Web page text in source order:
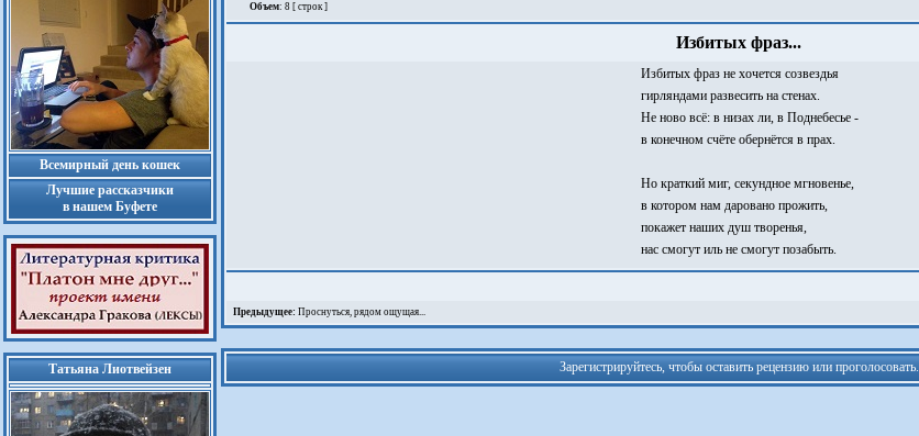
Всемирный день кошек
Лучшие рассказчики
в нашем Буфете
Татьяна Лиотвейзен
Объем: 8 [ строк ]
Избитых фраз...
Избитых фраз не хочется созвездья
гирляндами развесить на стенах.
Не ново всё: в низах ли, в Поднебесье -
в конечном счёте обернётся в прах.
Но краткий миг, секундное мгновенье,
в котором нам даровано прожить,
покажет наших душ творенья,
нас смогут иль не смогут позабыть.
Предыдущее: Проснуться, рядом ощущая...
Зарегистрируйтесь, чтобы оставить рецензию или проголосовать.